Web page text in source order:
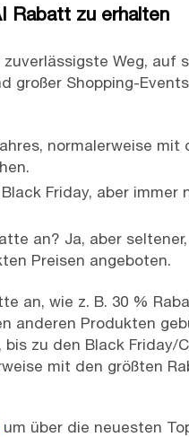
Rabatt zu erhalten
Weg, auf
großer Shopping-
normalerweise mit
Friday, aber immer
an? Ja, aber
Preisen angeboten.
an, wie z. B. 30 %
anderen Produkten
zu den Black Friday/
mit den größten
um über die neuesten